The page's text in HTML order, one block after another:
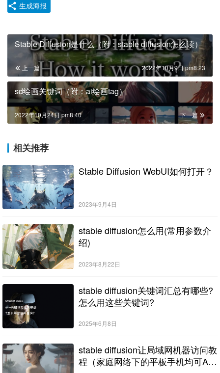
生成海报
Stable Diffusion是什么（附：stable diffusion怎么读）
上一篇 2022年10月9日 pm8:23
sd绘画关键词（附：ai绘画tag）
下一篇
2022年10月24日 pm8:40
相关推荐
Stable Diffusion WebUI如何打开？
2023年9月4日
stable diffusion怎么用(常用参数介
绍)
2023年8月22日
stable diffusion关键词汇总有哪些?
怎么用这些关键词?
2025年6月8日
stable diffusion让局域网机器访问教
程（家庭网络下的平板手机均可AI